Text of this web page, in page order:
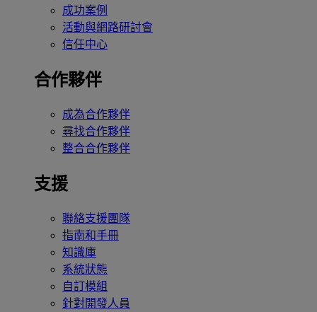
成功案例
活動與網路研討會
信任中心
合作夥伴
成為合作夥伴
尋找合作夥伴
整合合作夥伴
支援
聯絡支援團隊
指南和手冊
知識庫
系統狀態
自訂模組
針對開發人員